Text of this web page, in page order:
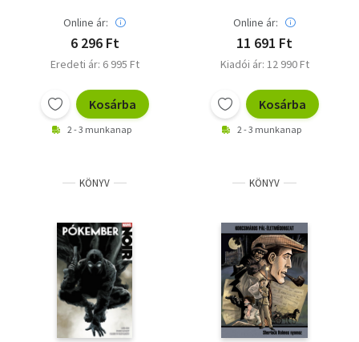
Online ár:
6 296 Ft
Eredeti ár: 6 995 Ft
Kosárba
2 - 3 munkanap
Online ár:
11 691 Ft
Kiadói ár: 12 990 Ft
Kosárba
2 - 3 munkanap
KÖNYV KÖNYV